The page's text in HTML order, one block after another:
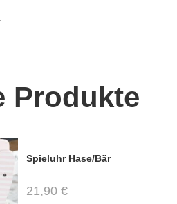
Produkte
Spieluhr Hase/Bär
21,90€